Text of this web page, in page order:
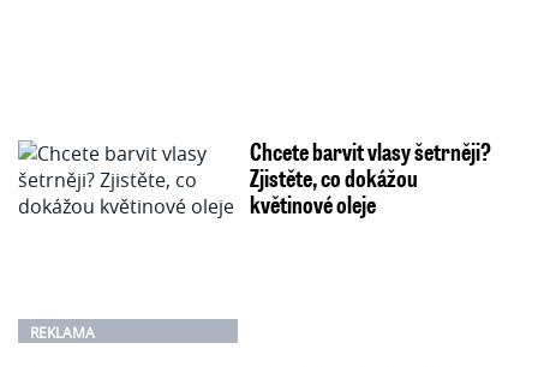
REKLAMA
Chcete barvit vlasy šetrněji?
Zjistěte, co dokážou
květinové oleje